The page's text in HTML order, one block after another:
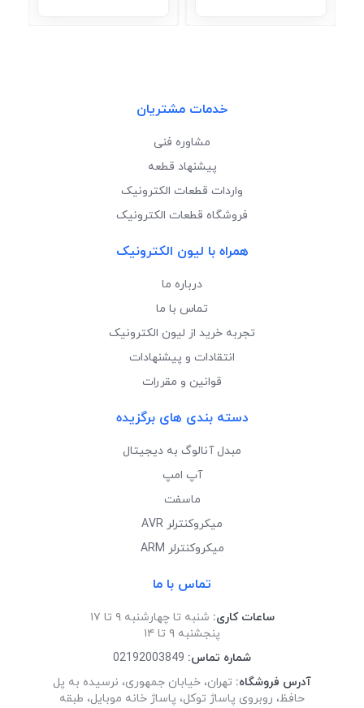
خدمات مشتریان
مشاوره فنی
پیشنهاد قطعه
واردات قطعات الکترونیک
فروشگاه قطعات الکترونیک
همراه با لیون الکترونیک
درباره ما
تماس با ما
تجربه خرید از لیون الکترونیک
انتقادات و پیشنهادات
قوانین و مقررات
دسته بندی های برگزیده
مبدل آنالوگ به دیجیتال
آپ امپ
ماسفت
میکروکنترلر AVR
میکروکنترلر ARM
تماس با ما
ساعات کاری: شنبه تا چهارشنبه ۹ تا ۱۷
پنجشنبه ۹ تا ۱۴
شماره تماس: 02192003849
آدرس فروشگاه: تهران، خیابان جمهوری، نرسیده به پل
حافظ، روبروی پاساژ توکل، پاساژ خانه موبایل، طبقه